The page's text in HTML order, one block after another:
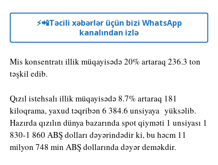
⚡️📲Təcili xəbərlər üçün bizi WhatsApp
kanalından izlə
Mis konsentratı illik müqayisədə 20% artaraq 236.3 ton
təşkil edib.
Qızıl istehsalı illik müqayisədə 8.7% artaraq 181
kiloqrama, yaxud təqribən 6 384.6 unsiyaya yüksəlib.
Hazırda qızılın dünya bazarında spot qiyməti 1 unsiyası 1
830-1 860 ABŞ dolları dəyərindədir ki, bu həcm 11
milyon 748 min ABŞ dollarında dəyər deməkdir.